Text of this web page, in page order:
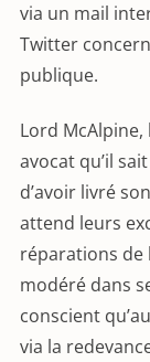
via un mail
Twitter
publique.
Lord
avocat qu’il
d’avoir livré
attend leurs
réparations de
modéré dans
conscient
via la